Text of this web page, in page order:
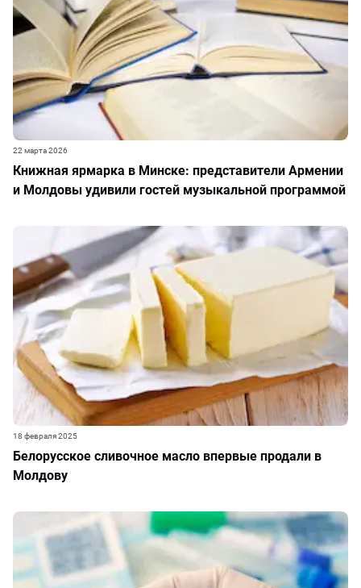
Книжная ярмарка в Минске: представители Армении
и Молдовы удивили гостей музыкальной программой
22 марта 2026
Белорусское сливочное масло впервые продали в
Молдову
18 февраля 2025